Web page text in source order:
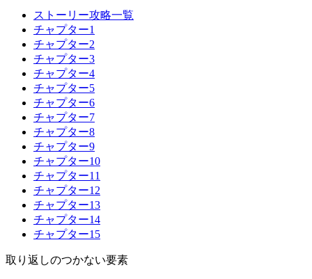
ストーリー攻略一覧
チャプター1
チャプター2
チャプター3
チャプター4
チャプター5
チャプター6
チャプター7
チャプター8
チャプター9
チャプター10
チャプター11
チャプター12
チャプター13
チャプター14
チャプター15
取り返しのつかない要素